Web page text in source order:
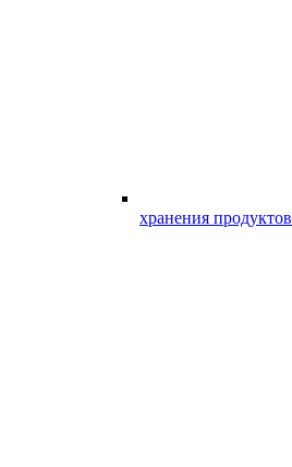
хранения продуктов